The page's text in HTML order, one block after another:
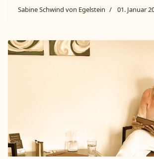
Sabine Schwind von Egelstein 01. Januar